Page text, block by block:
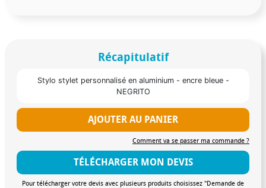
Récapitulatif
Stylo stylet personnalisé en aluminium - encre bleue -
NEGRITO
AJOUTER AU PANIER
Comment va se passer ma commande ?
TÉLÉCHARGER MON DEVIS
Pour télécharger votre devis avec plusieurs produits choisissez "Demande de